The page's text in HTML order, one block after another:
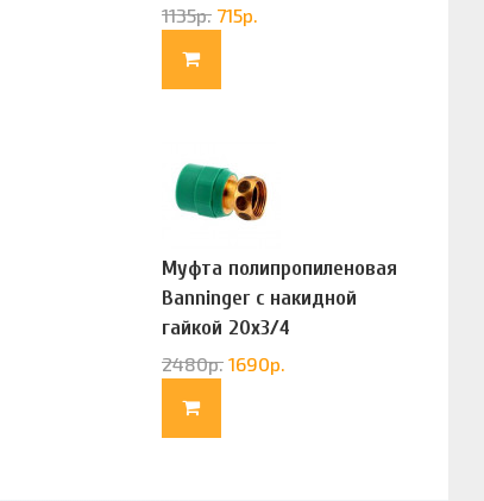
1135р. 715р.
Муфта полипропиленовая
Banninger с накидной
гайкой 20х3/4
(G83322020)
2480р. 1690р.